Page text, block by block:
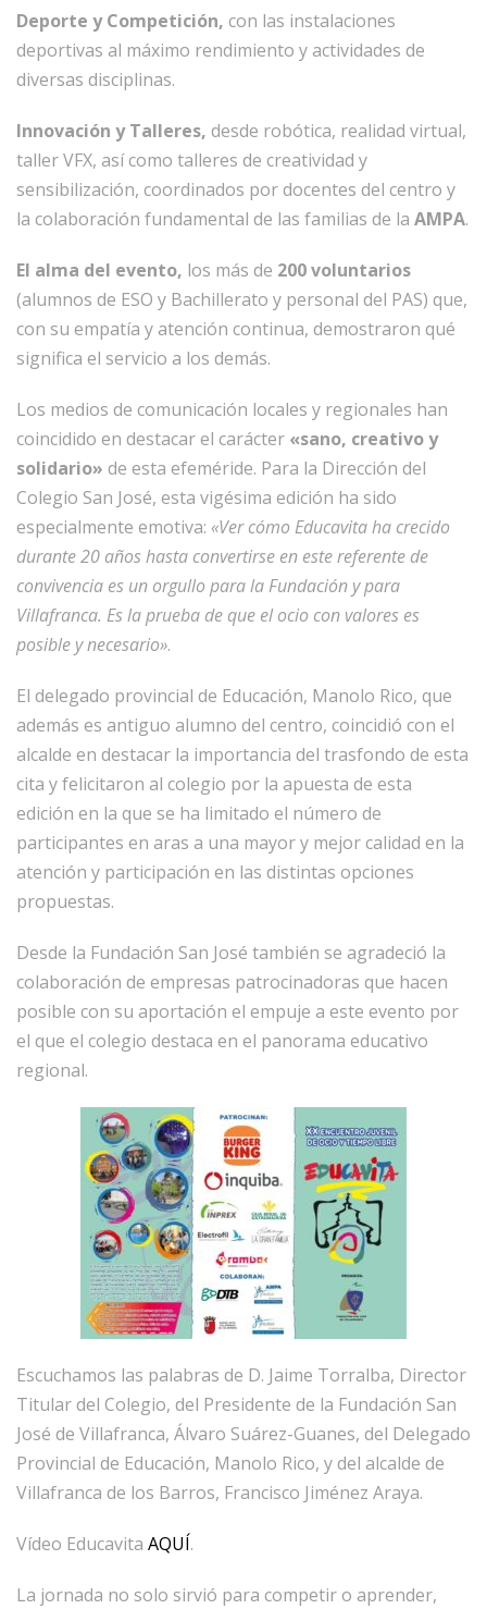
Deporte y Competición, con las instalaciones
deportivas al máximo rendimiento y actividades de
diversas disciplinas.
Innovación y Talleres, desde robótica, realidad virtual,
taller VFX, así como talleres de creatividad y
sensibilización, coordinados por docentes del centro y
la colaboración fundamental de las familias de la AMPA.
El alma del evento, los más de 200 voluntarios
(alumnos de ESO y Bachillerato y personal del PAS) que,
con su empatía y atención continua, demostraron qué
significa el servicio a los demás.
Los medios de comunicación locales y regionales han
coincidido en destacar el carácter «sano, creativo y
solidario» de esta efeméride. Para la Dirección del
Colegio San José, esta vigésima edición ha sido
especialmente emotiva: «Ver cómo Educavita ha crecido
durante 20 años hasta convertirse en este referente de
convivencia es un orgullo para la Fundación y para
Villafranca. Es la prueba de que el ocio con valores es
posible y necesario».
El delegado provincial de Educación, Manolo Rico, que
además es antiguo alumno del centro, coincidió con el
alcalde en destacar la importancia del trasfondo de esta
cita y felicitaron al colegio por la apuesta de esta
edición en la que se ha limitado el número de
participantes en aras a una mayor y mejor calidad en la
atención y participación en las distintas opciones
propuestas.
Desde la Fundación San José también se agradeció la
colaboración de empresas patrocinadoras que hacen
posible con su aportación el empuje a este evento por
el que el colegio destaca en el panorama educativo
regional.
Escuchamos las palabras de D. Jaime Torralba, Director
Titular del Colegio, del Presidente de la Fundación San
José de Villafranca, Álvaro Suárez-Guanes, del Delegado
Provincial de Educación, Manolo Rico, y del alcalde de
Villafranca de los Barros, Francisco Jiménez Araya.
Vídeo Educavita AQUÍ.
La jornada no solo sirvió para competir o aprender,